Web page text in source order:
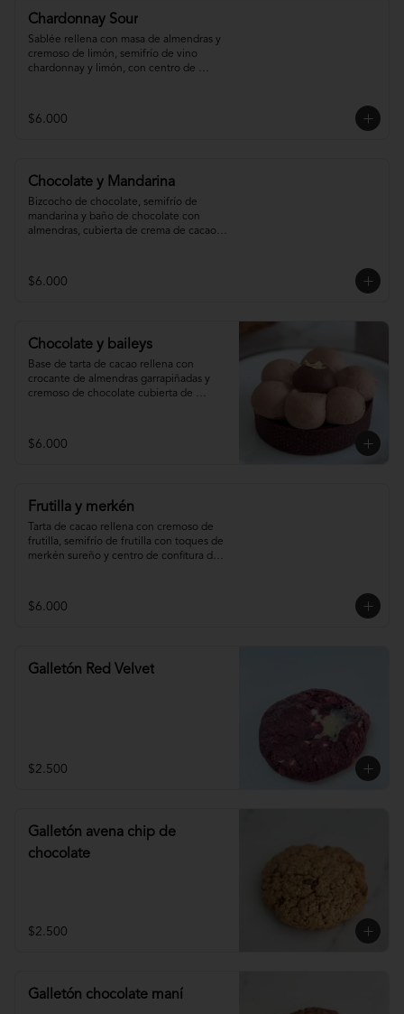
Chardonnay Sour
Sablée rellena con masa de almendras y
cremoso de limón, semifrío de vino
chardonnay y limón, con centro de
$6.000
Chocolate y Mandarina
Bizcocho de chocolate, semifrío de
mandarina y baño de chocolate con
almendras, cubierta de crema de cacao y
$6.000
Chocolate y baileys
Base de tarta de cacao rellena con
crocante de almendras garrapiñadas y
cremoso de chocolate cubierta de
$6.000
Frutilla y merkén
Tarta de cacao rellena con cremoso de
frutilla, semifrío de frutilla con toques de
merkén sureño y centro de confitura de
$6.000
Galletón Red Velvet
$2.500
Galletón avena chip de
chocolate
$2.500
Galletón chocolate maní